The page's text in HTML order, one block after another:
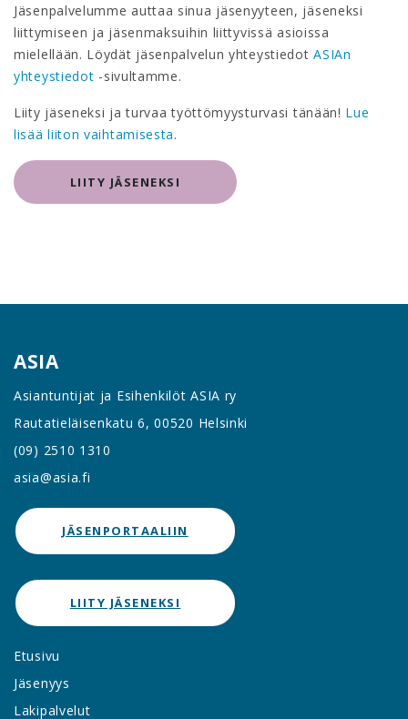
Jäsenpalvelumme auttaa sinua jäsenyyteen, jäseneksi
liittymiseen ja jäsenmaksuihin liittyvissä asioissa
mielellään. Löydät jäsenpalvelun yhteystiedotASIAn
yhteystiedot -sivultamme.
Liity jäseneksi ja turvaa työttömyysturvasi tänään! Lue
lisää liiton vaihtamisesta.
LIITY JÄSENEKSI
ASIA
Asiantuntijat ja Esihenkilöt ASIA ry
Rautatieläisenkatu 6, 00520 Helsinki
(09) 2510 1310
asia@asia.fi
JÄSENPORTAALIIN
LIITY JÄSENEKSI
Etusivu
Jäsenyys
Lakipalvelut